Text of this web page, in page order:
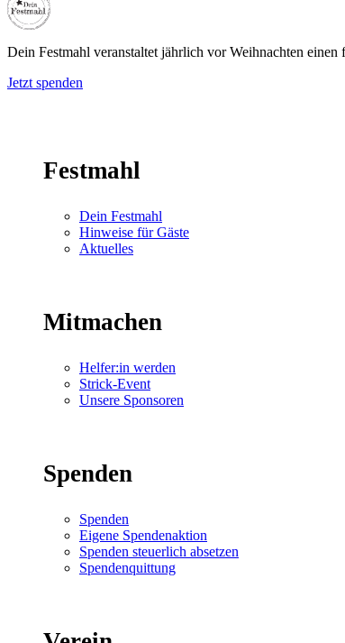
Dein Festmahl veranstaltet jährlich vor Weihnachten
Jetzt spenden
Festmahl
Dein Festmahl
Hinweise für Gäste
Aktuelles
Mitmachen
Helfer:in werden
Strick-Event
Unsere Sponsoren
Spenden
Spenden
Eigene Spendenaktion
Spenden steuerlich absetzen
Spendenquittung